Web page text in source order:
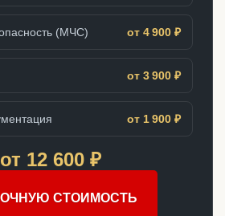
(МЧС) от 4 900 ₽
от 3 900 ₽
от 1 900 ₽
от 12 600 ₽
СТОИМОСТЬ